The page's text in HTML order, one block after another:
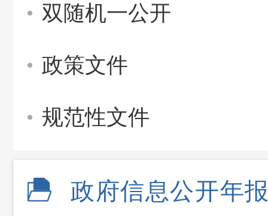
双随机一公开
政策文件
规范性文件
政府信息公开年